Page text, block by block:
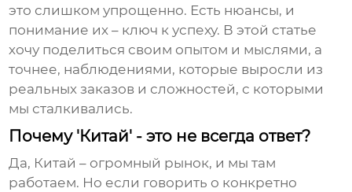
это слишком упрощенно. Есть нюансы, и
понимание их – ключ к успеху. В этой статье
хочу поделиться своим опытом и мыслями, а
точнее, наблюдениями, которые выросли из
реальных заказов и сложностей, с которыми
мы сталкивались.
Почему 'Китай' - это не всегда ответ?
Да, Китай – огромный рынок, и мы там
работаем. Но если говорить о конкретно